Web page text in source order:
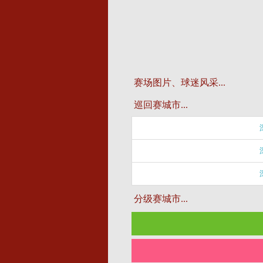
赛场图片、球迷风采...
巡回赛城市...
分级赛城市...